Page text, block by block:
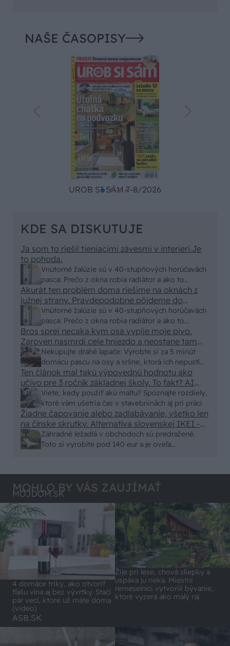
NAŠE ČASOPISY
UROB SI SÁM 7-8/2026
KDE SA DISKUTUJE
Vnútorné žalúzie sú v 40-stupňových horúčavách
pasca: Prečo z okna robia radiátor a ako to
vyriešiť za pár eur?
Ja som to riešil tieniacimi závesmi v interieri.Je
to pohoda.
Vnútorné žalúzie sú v 40-stupňových horúčavách
pasca: Prečo z okna robia radiátor a ako to
vyriešiť za pár eur?
Akurát ten problém doma riešime na oknách z
južnej strany. Pravdepodobne pôjdeme do
vonkajšieho tienenia na spôsob markízy
250x150cm. Čínsky predajcovia idú okolo 100
eur kus.
Nekupujte drahé lapače: Vyrobte si za 5 minút
domácu pascu na osy a sršne, ktorá ich nepustí
von
Bros sprej necaka kym osa vypije moje pivo.
Zaroven nasmrdi cele hniezdo a neostane tam
nic zive. Vasa pasca naucinke moc efektivne.
Skor pritiahne slimaky
Viete, kedy použiť akú maltu? Spoznajte rozdiely,
ktoré vám ušetria čas v stavebninách aj pri práci
Ten článok mal takú výpovednú hodnotu ako
učivo pre 3 ročník základnej školy. To fakt? AI
alebo nejaka kniha z VŠ? Dnešné rychlotvrdnuce
malty - pevnosť 40 Mpa a doba schnutia tak 15
minut , k tomu vodotesné s kryštálikou. A rozdiel
- schnutie a zretie. Nič?
Záhradné ležadlá v obchodoch sú predražené.
Toto si vyrobíte pod 140 eur a je oveľa
Žiadne čapovanie alebo zadlabávanie, všetko len
na čínske skrutky. Alternatíva slovenskej IKEI -
čo sa týka pevnosti. Autor si nedal veľa námahy s
remeselným spracovaním, škoda. No lepšie než
MOHLO BY VÁS ZAUJÍMAŤ
MÔJDOM.SK
4 domáce triky, ako otvoriť
fľašu vína aj bez vývrtky. Stačí
pár vecí, ktoré už máte doma
(video)
Žije pri lese, chová sliepky a
uspáva ju rieka. Miestni
remeselníci vytvorili bývanie,
ktoré vyzerá ako malý raj
ASB.SK